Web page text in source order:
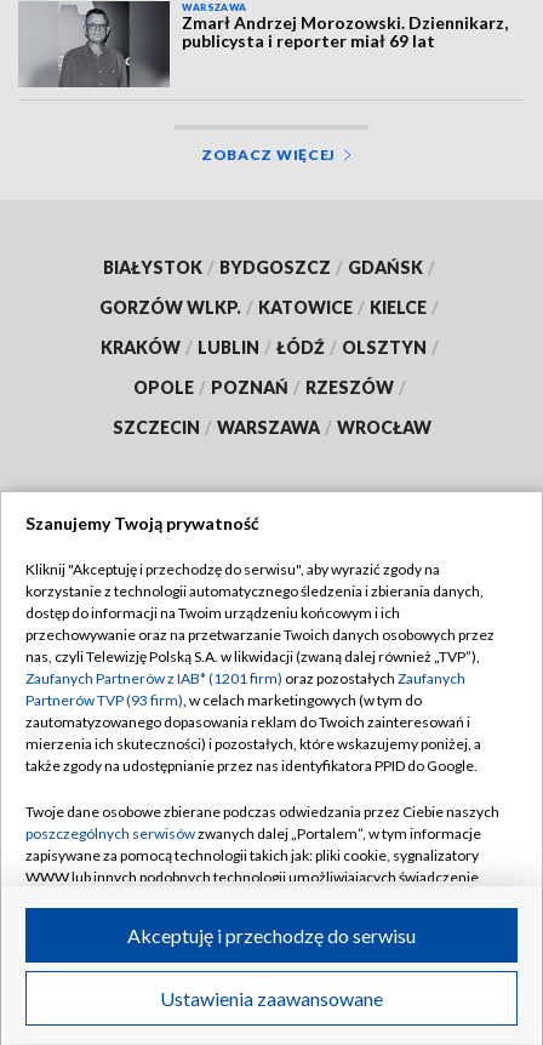
WARSZAWA
Zmarł Andrzej Morozowski. Dziennikarz,
publicysta i reporter miał 69 lat
ZOBACZ WIĘCEJ
BIAŁYSTOK / BYDGOSZCZ / GDAŃSK /
GORZÓW WLKP. / KATOWICE / KIELCE /
KRAKÓW / LUBLIN / ŁÓDŹ / OLSZTYN /
OPOLE / POZNAŃ / RZESZÓW /
SZCZECIN / WARSZAWA / WROCŁAW
TVP
Abonament TVP
Emisja w TVP
Centrum informacji TVP
Naziemna Telewizja Cyfrowa
Rada Programowa
System NOS
Informacje o nadawcy
Program dla prasy
Ogłoszenie przetargowe
Regulamin TVP
Polityka prywatności
Moje zgody
Pomoc
Kontakt
Kanały
©2026 Telewizja Polska S.A. w likwidacji
Szanujemy Twoją prywatność
Kliknij "Akceptuję i przechodzę do serwisu", aby wyrazić zgody na
korzystanie z technologii automatycznego śledzenia i zbierania danych,
dostęp do informacji na Twoim urządzeniu końcowym i ich
przechowywanie oraz na przetwarzanie Twoich danych osobowych przez
nas, czyli Telewizję Polską S.A. w likwidacji (zwaną dalej również „TVP”),
Zaufanych Partnerów z IAB* (1201 firm) oraz pozostałych Zaufanych
Partnerów TVP (93 firm), w celach marketingowych (w tym do
zautomatyzowanego dopasowania reklam do Twoich zainteresowań i
mierzenia ich skuteczności) i pozostałych, które wskazujemy poniżej, a
także zgody na udostępnianie przez nas identyfikatora PPID do Google.
Twoje dane osobowe zbierane podczas odwiedzania przez Ciebie naszych
poszczególnych serwisówzwanych dalej „Portalem”, w tym informacje
zapisywane za pomocą technologii takich jak: pliki cookie, sygnalizatory
WWW lub innych podobnych technologii umożliwiających świadczenie
ruchu w Internecie.
Twoje dane osobowe zbierane podczas odwiedzania przez Ciebie
poszczególnych serwisówna Portalu, takie jak adresy IP, identyfikatory
Ustawienia zaawansowane
Akceptuję i przechodzę do serwisu